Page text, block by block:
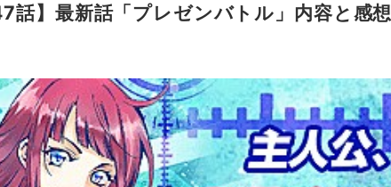
話】最新話「プレゼンバトル」内容と感想